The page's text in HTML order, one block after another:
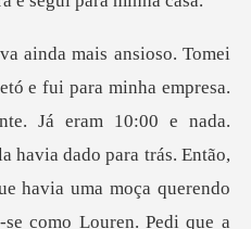
Já eram 10:00 e nada.
havia dado para trás. Então,